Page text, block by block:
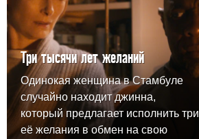
Три тысячи лет желаний
Одинокая женщина в Стамбуле
случайно находит джинна,
который предлагает исполнить три
её желания в обмен на свою